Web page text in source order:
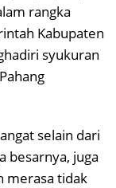
rangka
Kabupaten
syukuran
selain dari
besarnya, juga
merasa tidak